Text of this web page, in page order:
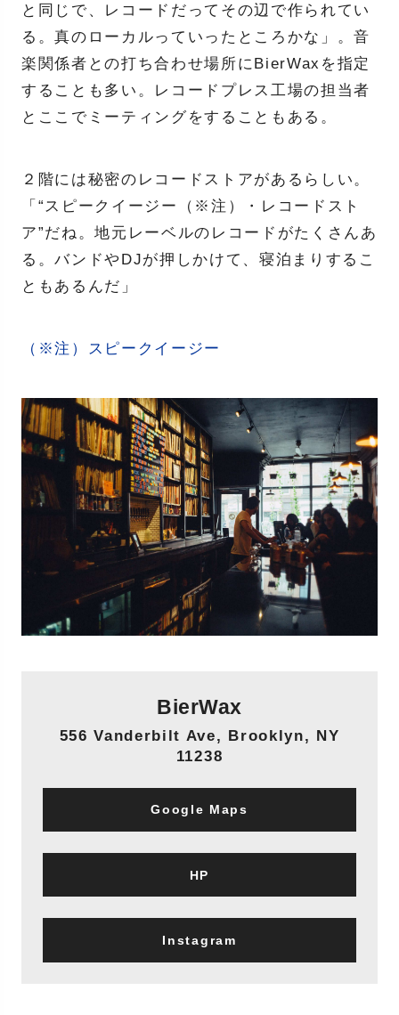
と同じで、レコードだってその辺で作られてい
る。真のローカルっていったところかな」。音
楽関係者との打ち合わせ場所にBierWaxを指定
することも多い。レコードプレス工場の担当者
とここでミーティングをすることもある。
２階には秘密のレコードストアがあるらしい。
「“スピークイージー（※注）・レコードスト
ア”だね。地元レーベルのレコードがたくさんあ
る。バンドやDJが押しかけて、寝泊まりするこ
ともあるんだ」
（※注）スピークイージー
BierWax
556 Vanderbilt Ave, Brooklyn, NY
11238
Google Maps
HP
Instagram